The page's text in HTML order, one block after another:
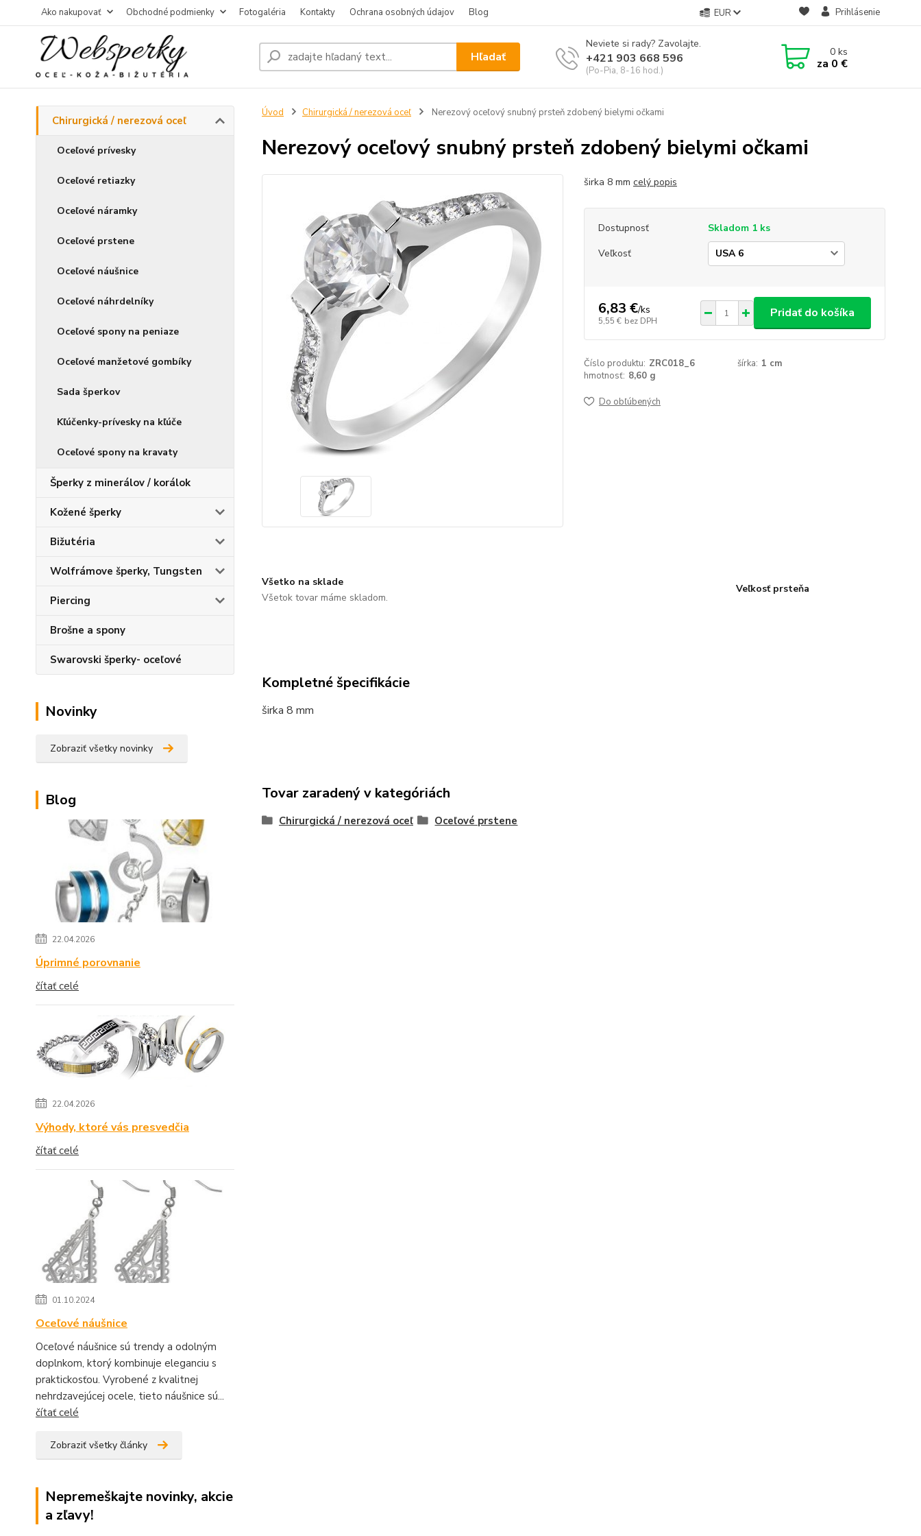
Ako nakupovať Obchodné podmienky Fotogaléria Kontakty Ochrana osobných údajov Blog EUR Prihlásenie
Hľadať
Neviete si rady? Zavolajte.
+421 903 668 596
(Po-Pia, 8-16 hod.)
0ks
za 0 €
Chirurgická / nerezová oceľ
Oceľové prívesky
Oceľové retiazky
Oceľové náramky
Oceľové prstene
Oceľové náušnice
Oceľové náhrdelníky
Oceľové spony na peniaze
Oceľové manžetové gombíky
Sada šperkov
Kľúčenky-prívesky na kľúče
Oceľové spony na kravaty
Šperky z minerálov / korálok
Kožené šperky
Bižutéria
Wolfrámove šperky, Tungsten
Piercing
Brošne a spony
Swarovski šperky- oceľové
Novinky
Zobraziť všetky novinky
Blog
22.04.2026
Úprimné porovnanie
čítať celé
22.04.2026
Výhody, ktoré vás presvedčia
čítať celé
01.10.2024
Oceľové náušnice
Oceľové náušnice sú trendy a odolným
doplnkom, ktorý kombinuje eleganciu s
praktickosťou. Vyrobené z kvalitnej
nehrdzavejúcej ocele, tieto náušnice sú...
čítať celé
Zobraziť všetky články
Nepremeškajte novinky, akcie
a zľavy!
Úvod Chirurgická / nerezová oceľ Nerezový oceľový snubný prsteň zdobený bielymi očkami
Nerezový oceľový snubný prsteň zdobený bielymi očkami
širka 8 mm celý popis
Dostupnosť
Skladom 1 ks
Veľkosť
6,83 €/ks
5,55 € bez DPH
Pridať do košíka
Číslo produktu: ZRC018_6 šírka: 1 cm
hmotnosť: 8,60 g
Do obľúbených
Všetko na sklade
Všetok tovar máme skladom.
Veľkosť prsteňa
Kompletné špecifikácie
širka 8 mm
Tovar zaradený v kategóriách
Chirurgická / nerezová oceľ Oceľové prstene